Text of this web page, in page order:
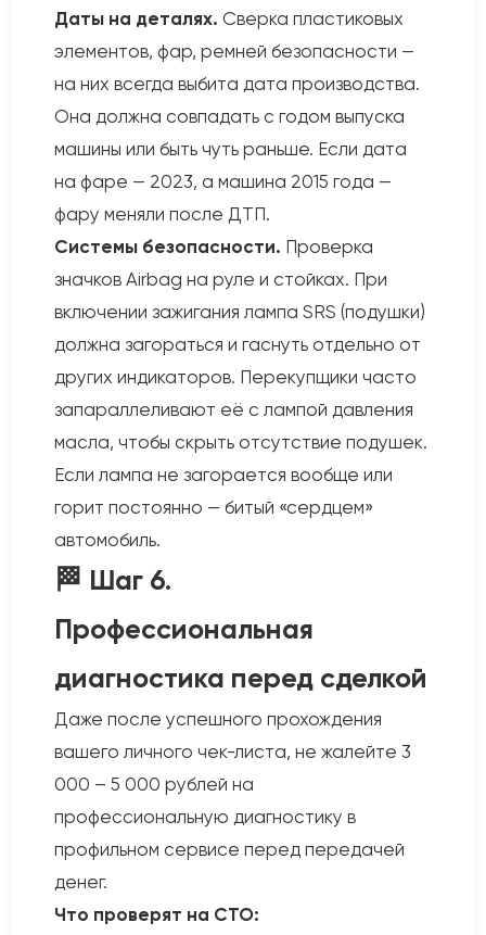
Даты на деталях. Сверка пластиковых
элементов, фар, ремней безопасности —
на них всегда выбита дата производства.
Она должна совпадать с годом выпуска
машины или быть чуть раньше. Если дата
на фаре — 2023, а машина 2015 года —
фару меняли после ДТП.
Системы безопасности. Проверка
значков Airbag на руле и стойках. При
включении зажигания лампа SRS (подушки)
должна загораться и гаснуть отдельно от
других индикаторов. Перекупщики часто
запараллеливают её с лампой давления
масла, чтобы скрыть отсутствие подушек.
Если лампа не загорается вообще или
горит постоянно — битый «сердцем»
автомобиль.
🏁 Шаг 6.
Профессиональная
диагностика перед сделкой
Даже после успешного прохождения
вашего личного чек-листа, не жалейте 3
000 – 5 000 рублей на
профессиональную диагностику в
профильном сервисе перед передачей
денег.
Что проверят на СТО: